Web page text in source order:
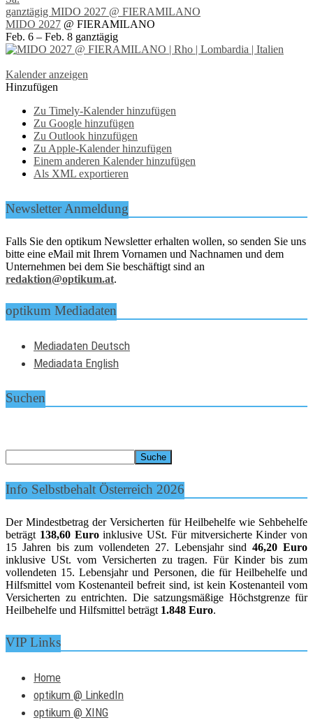
ganztägig MIDO 2027 @ FIERAMILANO
MIDO 2027 @ FIERAMILANO
Feb. 6 – Feb. 8 ganztägig
Kalender anzeigen
Hinzufügen
Zu Timely-Kalender hinzufügen
Zu Google hinzufügen
Zu Outlook hinzufügen
Zu Apple-Kalender hinzufügen
Einem anderen Kalender hinzufügen
Als XML exportieren
Newsletter Anmeldung
Falls Sie den optikum Newsletter erhalten wollen, so senden Sie uns
bitte eine eMail mit Ihrem Vornamen und Nachnamen und dem
Unternehmen bei dem Sie beschäftigt sind an
redaktion@optikum.at.
optikum Mediadaten
Mediadaten Deutsch
Mediadata English
Suchen
Info Selbstbehalt Österreich 2026
Der Mindestbetrag der Versicherten für Heilbehelfe wie Sehbehelfe
beträgt 138,60 Euroinklusive USt. Für mitversicherte Kinder von
15 Jahren bis zum vollendeten 27. Lebensjahr sind46,20 Euro
inklusive USt. vom Versicherten zu tragen. Für Kinder bis zum
vollendeten 15. Lebensjahr und Personen, die für Heilbehelfe und
Hilfsmittel vom Kostenanteil befreit sind, ist kein Kostenanteil vom
Versicherten zu entrichten. Die satzungsmäßige Höchstgrenze für
Heilbehelfe und Hilfsmittel beträgt 1.848 Euro.
VIP Links
Home
optikum @ LinkedIn
optikum @ XING